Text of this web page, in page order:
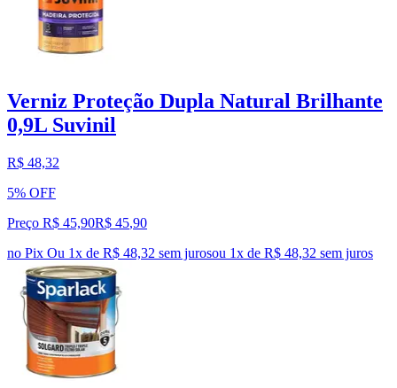
Verniz Proteção Dupla Natural Brilhante
0,9L Suvinil
R$ 48,32
5% OFF
Preço R$ 45,90R$ 45,90
no Pix Ou 1x de R$ 48,32 sem jurosou 1x de R$ 48,32 sem juros